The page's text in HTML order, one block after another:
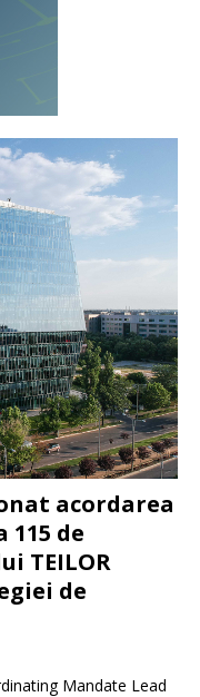
acordarea
de
TEILOR
de
Mandate Lead